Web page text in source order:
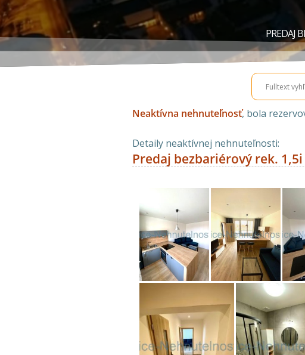
PREDAJ
Neaktívna nehnuteľnosť, bola
Detaily neaktívnej nehnuteľnosti:
Predaj bezbariérový rek.